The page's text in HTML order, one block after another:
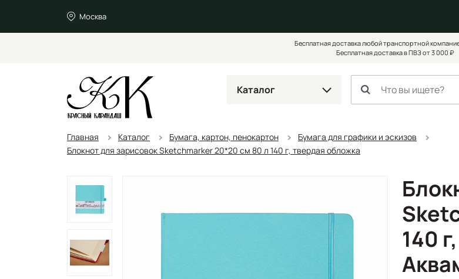
Москва
Бесплатная доставка любой транспортной
Бесплатная доставка в ПВЗ от 3 000 ₽
Каталог
Главная Каталог Бумага, картон, пенокартон
Бумага для графики и эскизов
Блокнот для зарисовок Sketchmarker 20*20 cм 80 л 140 г, твердая обложка
140